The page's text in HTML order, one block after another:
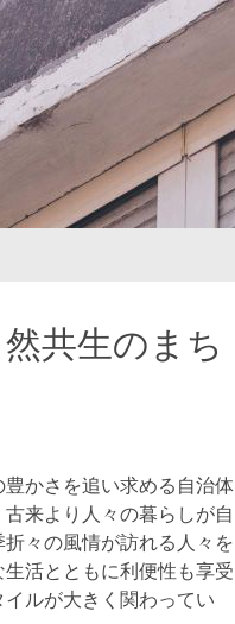
共生のまち
かさを追い求める自治体
来より人々の暮らしが自
々の風情が訪れる人々を
活とともに利便性も享受
ルが大きく関わってい